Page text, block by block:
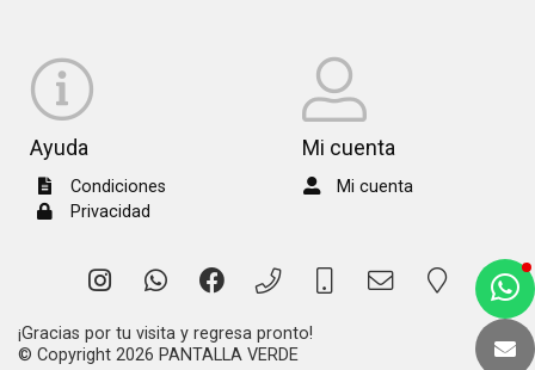
Ayuda
Condiciones
Privacidad
Mi cuenta
Mi cuenta
¡Gracias por tu visita y regresa pronto!
© Copyright 2026 PANTALLA VERDE